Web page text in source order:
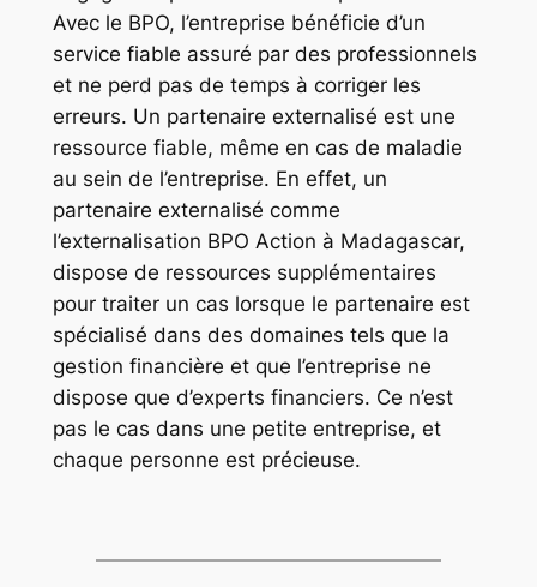
Avec le BPO, l’entreprise bénéficie d’un
service fiable assuré par des professionnels
et ne perd pas de temps à corriger les
erreurs. Un partenaire externalisé est une
ressource fiable, même en cas de maladie
au sein de l’entreprise. En effet, un
partenaire externalisé comme
l’externalisation BPO Action à Madagascar,
dispose de ressources supplémentaires
pour traiter un cas lorsque le partenaire est
spécialisé dans des domaines tels que la
gestion financière et que l’entreprise ne
dispose que d’experts financiers. Ce n’est
pas le cas dans une petite entreprise, et
chaque personne est précieuse.